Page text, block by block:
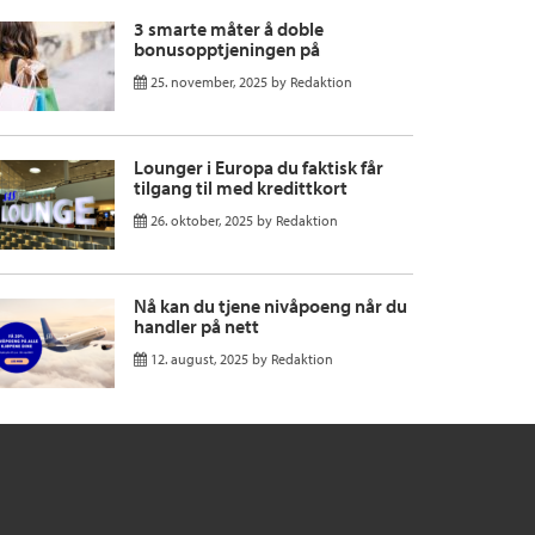
3 smarte måter å doble
bonusopptjeningen på
25. november, 2025 by Redaktion
Lounger i Europa du faktisk får
tilgang til med kredittkort
26. oktober, 2025 by Redaktion
Nå kan du tjene nivåpoeng når du
handler på nett
12. august, 2025 by Redaktion